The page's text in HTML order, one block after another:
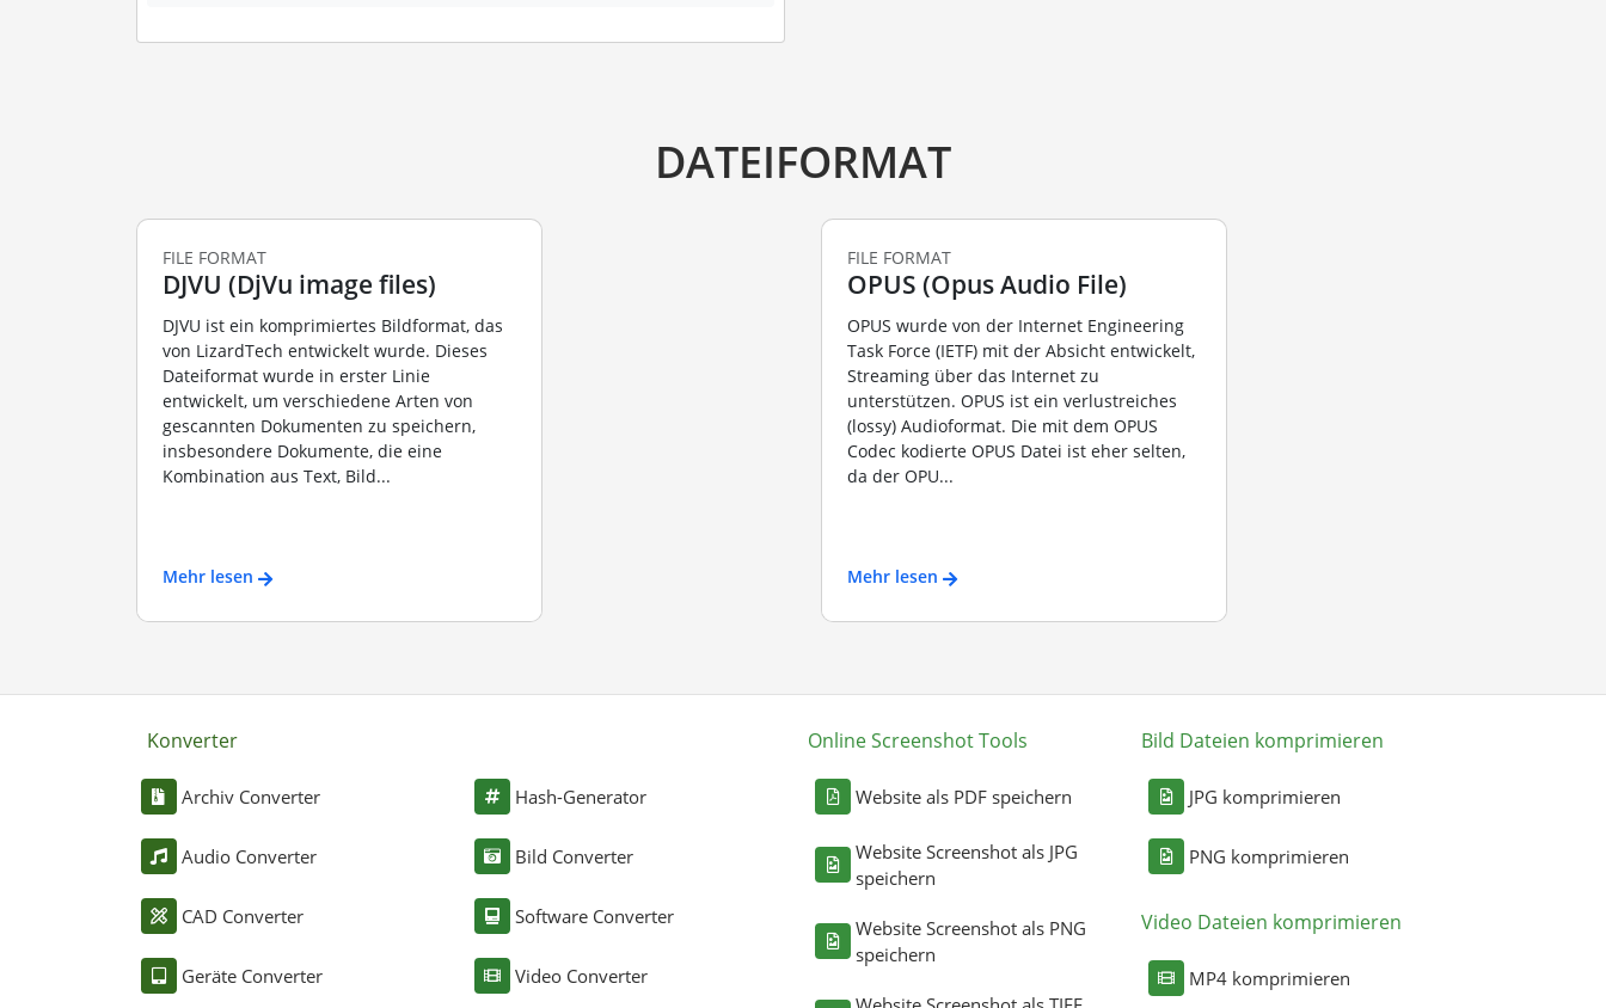
DATEIFORMAT
FILE FORMAT
DJVU (DjVu image files)
DJVU ist ein komprimiertes Bildformat, das
von LizardTech entwickelt wurde. Dieses
Dateiformat wurde in erster Linie
entwickelt, um verschiedene Arten von
gescannten Dokumenten zu speichern,
insbesondere Dokumente, die eine
Kombination aus Text, Bild...
Mehr lesen
FILE FORMAT
OPUS (Opus Audio File)
OPUS wurde von der Internet Engineering
Task Force (IETF) mit der Absicht entwickelt,
Streaming über das Internet zu
unterstützen. OPUS ist ein verlustreiches
(lossy) Audioformat. Die mit dem OPUS
Codec kodierte OPUS Datei ist eher selten,
da der OPU...
Mehr lesen
Konverter
Archiv Converter
Audio Converter
CAD Converter
Geräte Converter
Hash-Generator
Bild Converter
Software Converter
Video Converter
Online Screenshot Tools
Website als PDF speichern
Website Screenshot als JPG
speichern
Website Screenshot als PNG
speichern
Bild Dateien komprimieren
JPG komprimieren
PNG komprimieren
Video Dateien komprimieren
MP4 komprimieren